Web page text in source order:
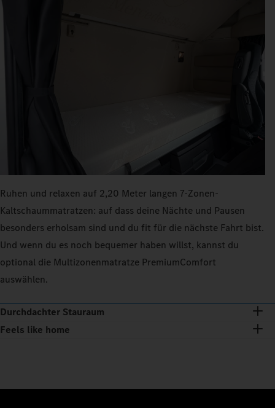
Ruhen und relaxen auf 2,20 Meter langen 7‑Zonen-
Kaltschaummatratzen: auf dass deine Nächte und Pausen
besonders erholsam sind und du fit für die nächste Fahrt bist.
Und wenn du es noch bequemer haben willst, kannst du
optional die Multizonenmatratze PremiumComfort
auswählen.
Durchdachter Stauraum
Feels like home